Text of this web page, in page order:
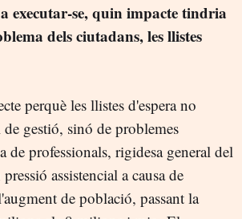
executar-se, quin impacte tindria
dels ciutadans, les llistes
perquè les llistes d'espera no
gestió, sinó de problemes
de professionals, rigidesa general del
assistencial a causa de
de població, passant la